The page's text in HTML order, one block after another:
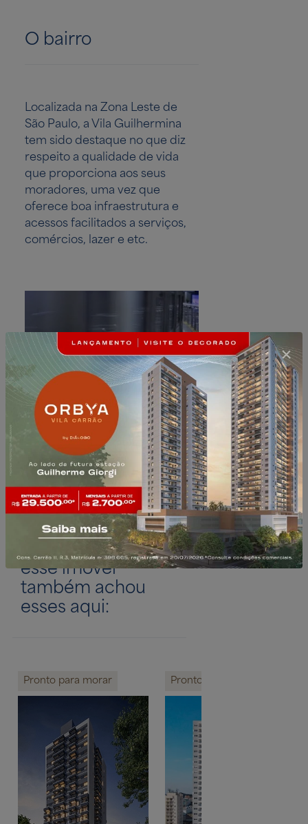
O bairro
Localizada na Zona Leste de
São Paulo, a Vila Guilhermina
tem sido destaque no que diz
respeito a qualidade de vida
que proporciona aos seus
moradores, uma vez que
oferece boa infraestrutura e
acessos facilitados a serviços,
comércios, lazer e etc.
Estação Guilhermina - Esperança
Quem procurou
esse imóvel
também achou
esses aqui:
Pronto para morar Pronto para morar